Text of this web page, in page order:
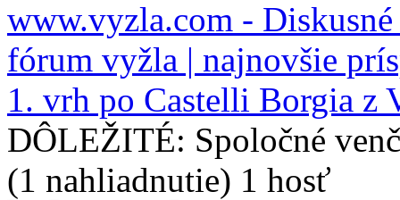
www.vyzla.com -
fórum vyžla | najnovšie
1. vrh po Castelli Borgia z
DÔLEŽITÉ: Spoločné
(1 nahliadnutie) 1 hosť